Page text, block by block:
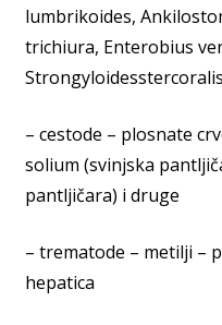
lumbrikoides,
trichiura, Enterobius
Strongyloidesstercoralis
– cestode – plosnate
solium (svinjska
pantljičara) i druge
– trematode – metilji –
hepatica